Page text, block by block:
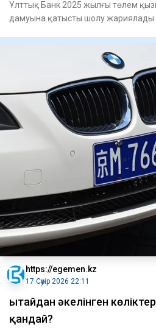
Ұлттық Банк 2025 жылғы төлем
дамуына қатысты шолу жариялады.
https://egemen.kz
17 Сәуір 2026 22:11
Қытайдан әкелінген
қандай?